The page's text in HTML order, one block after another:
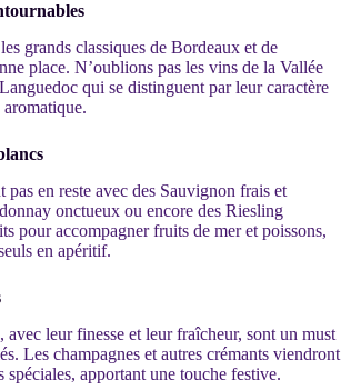
grands classiques de Bordeaux et de
place. N’oublions pas les vins de la Vallée
qui se distinguent par leur caractère
aromatique.
pas en reste avec des Sauvignon frais et
onctueux ou encore des Riesling
pour accompagner fruits de mer et poissons,
en apéritif.
avec leur finesse et leur fraîcheur, sont un must
Les champagnes et autres crémants viendront
spéciales, apportant une touche festive.